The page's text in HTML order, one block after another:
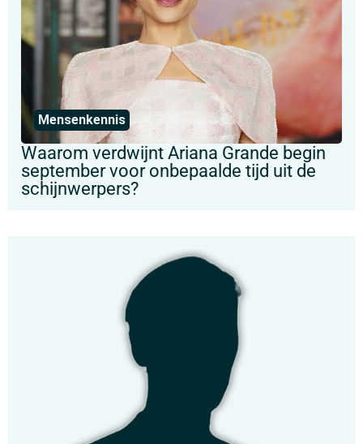
Mensenkennis
Waarom verdwijnt Ariana Grande begin
september voor onbepaalde tijd uit de
schijnwerpers?